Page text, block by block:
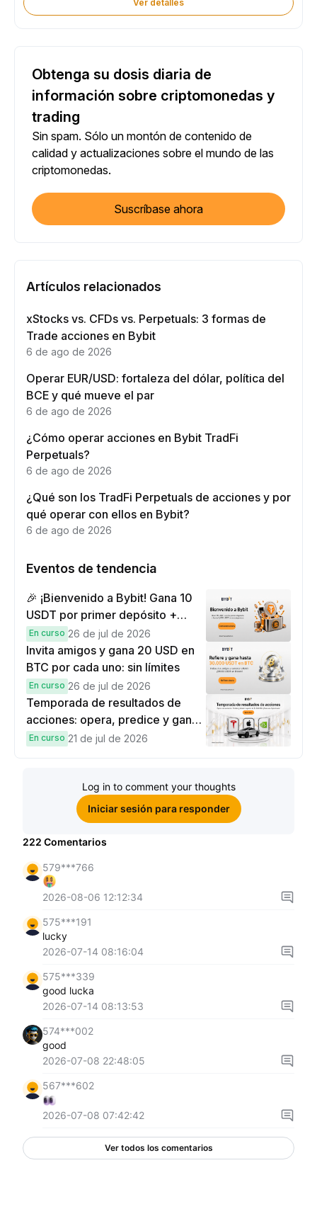
Ver detalles
Obtenga su dosis diaria de
información sobre criptomonedas y
trading
Sin spam. Sólo un montón de contenido de
calidad y actualizaciones sobre el mundo de las
criptomonedas.
Suscríbase ahora
Artículos relacionados
xStocks vs. CFDs vs. Perpetuals: 3 formas de
Trade acciones en Bybit
6 de ago de 2026
Operar EUR/USD: fortaleza del dólar, política del
BCE y qué mueve el par
6 de ago de 2026
¿Cómo operar acciones en Bybit TradFi
Perpetuals?
6 de ago de 2026
¿Qué son los TradFi Perpetuals de acciones y por
qué operar con ellos en Bybit?
6 de ago de 2026
Eventos de tendencia
🎉 ¡Bienvenido a Bybit! Gana 10
USDT por primer depósito +
hasta 9,999 USDT en
recompensas
En curso 26 de jul de 2026
Invita amigos y gana 20 USD en
BTC por cada uno: sin límites
En curso 26 de jul de 2026
Temporada de resultados de
acciones: opera, predice y gana
una Cybertruck.
En curso 21 de jul de 2026
Log in to comment your thoughts
Iniciar sesión para responder
222 Comentarios
579***766
2026-08-06 12:12:34
575***191
lucky
2026-07-14 08:16:04
575***339
good lucka
2026-07-14 08:13:53
574***002
good
2026-07-08 22:48:05
567***602
2026-07-08 07:42:42
Ver todos los comentarios